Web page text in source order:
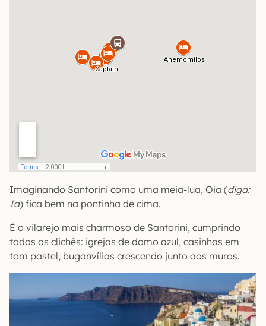
Imaginando Santorini como uma meia-lua, Oia (diga:
Ia) fica bem na pontinha de cima.
É o vilarejo mais charmoso de Santorini, cumprindo
todos os clichês: igrejas de domo azul, casinhas em
tom pastel, buganvílias crescendo junto aos muros.